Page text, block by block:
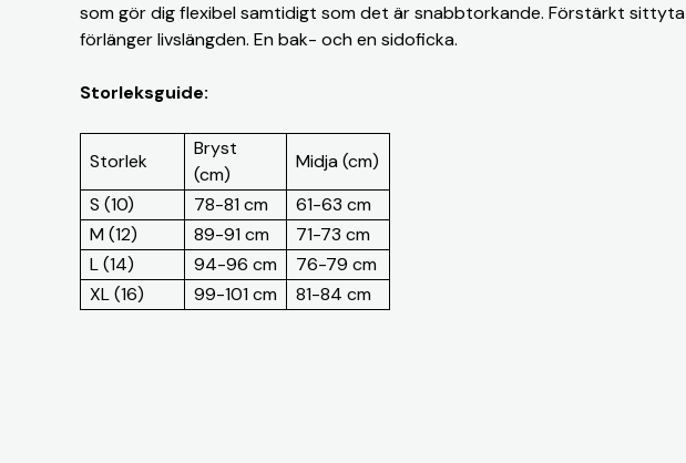
som gör dig flexibel samtidigt som det är snabbtorkande. Förstärkt sittyta
förlänger livslängden. En bak- och en sidoficka.
Storleksguide:
Storlek
Bryst
(cm)
Midja (cm)
S (10)
78-81 cm
61-63 cm
M (12)
89-91 cm
71-73 cm
L (14)
94-96 cm
76-79 cm
XL (16)
99-101 cm 81-84 cm